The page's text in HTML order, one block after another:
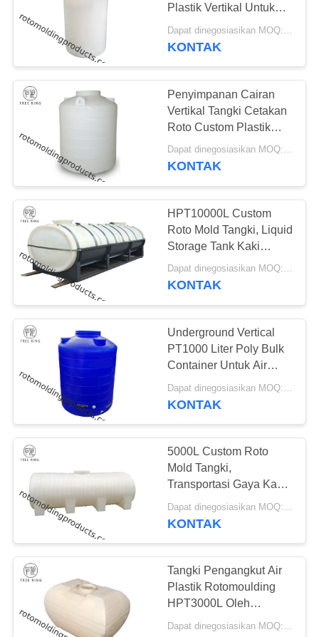
Tangki Cetakan
Roto Custom
Tangki Silinder
Terbuka Atas
31
Tempat Tidur
Aquaponic Grow
20
Tangki IBC
13
Plastik Vertikal Untuk
Penyimpanan Cairan
Indoor Dan Outdoor
Dapat dinegosiasikan MOQ:Negosiasi
KONTAK
Penyimpanan Cairan
Vertikal Tangki Cetakan
Roto Custom Plastik
Dengan Outlet Drain PT
2000L
Dapat dinegosiasikan MOQ:Negosiasi
KONTAK
HPT10000L Custom
Roto Mold Tangki, Liquid
Storage Tank Kaki
Horizontal Plastik Di
Truk
Dapat dinegosiasikan MOQ:Negosiasi
KONTAK
Underground Vertical
PT1000 Liter Poly Bulk
Container Untuk Air
Minum
KONTAK
5000L Custom Roto
Mold Tangki,
Transportasi Gaya Kaki
Tangki Penyimpanan Air
Mengangkut
Dapat dinegosiasikan MOQ:Negosiasi
KONTAK
Tangki Pengangkut Air
Plastik Rotomoulding
HPT3000L Oleh
Fabrikasi Termoplastik
Dapat dinegosiasikan MOQ:Negosiasi